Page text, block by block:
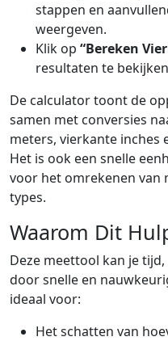
stappen en
weergeven.
Klik op “Bereken
resultaten te
De calculator toont de
samen met conversies
meters, vierkante inches
Het is ook een snelle
voor het omrekenen van
types.
Waarom Dit
Deze meettool kan je
door snelle en
ideaal voor:
Het schatten van